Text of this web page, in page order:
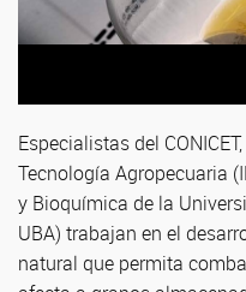
Especialistas del
Tecnología Agropecuaria
y Bioquímica de la
UBA) trabajan en el
natural que permita